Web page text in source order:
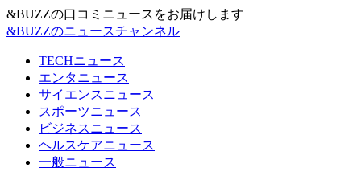
&BUZZの口コミニュースをお届けします
&BUZZのニュースチャンネル
TECHニュース
エンタニュース
サイエンスニュース
スポーツニュース
ビジネスニュース
ヘルスケアニュース
一般ニュース